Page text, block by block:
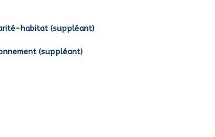
habitat (suppléant)
(suppléant)